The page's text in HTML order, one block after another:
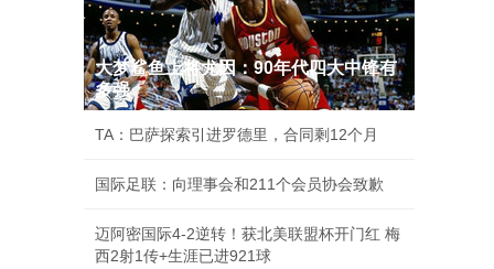
大梦鲨鱼上将尤因：90年代四大中锋有
多强
TA：巴萨探索引进罗德里，合同剩12个月
国际足联：向理事会和211个会员协会致歉
迈阿密国际4-2逆转！获北美联盟杯开门红 梅
西2射1传+生涯已进921球